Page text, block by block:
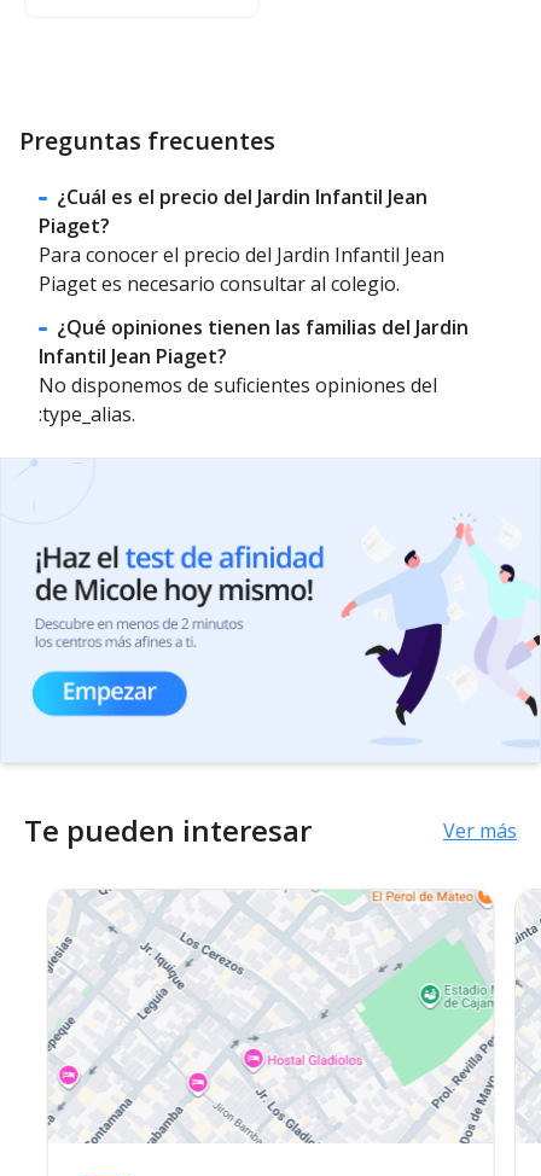
Preguntas frecuentes
¿Cuál es el precio del Jardin Infantil Jean
Piaget?
Para conocer el precio del Jardin Infantil Jean
Piaget es necesario consultar al colegio.
¿Qué opiniones tienen las familias del Jardin
Infantil Jean Piaget?
No disponemos de suficientes opiniones del
:type_alias.
Te pueden interesar Ver más